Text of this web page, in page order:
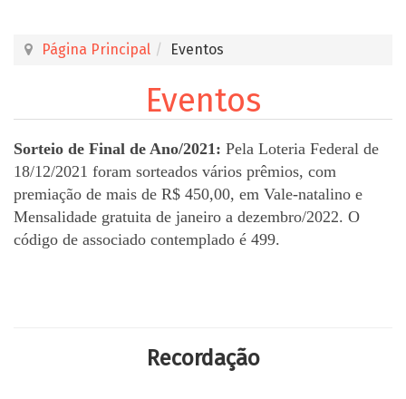
Página Principal Eventos
Eventos
Sorteio de Final de Ano/2021: Pela Loteria Federal de
18/12/2021 foram sorteados vários prêmios, com
premiação de mais de R$ 450,00, em Vale-natalino e
Mensalidade gratuita de janeiro a dezembro/2022. O
código de associado contemplado é 499.
Recordação